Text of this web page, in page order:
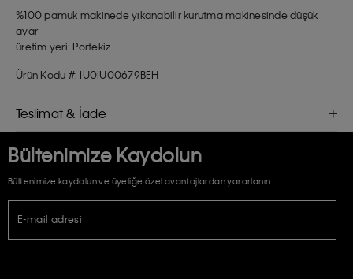
%100 pamuk makinede yıkanabilir kurutma makinesinde düşük
ayar
üretim yeri: Portekiz
Ürün Kodu #: IU0IU00679BEH
Teslimat & İade
Bültenimize Kaydolun
Bültenimize kaydolun ve üyeliğe özel avantajlardan yararlanın.
E-mail adresi